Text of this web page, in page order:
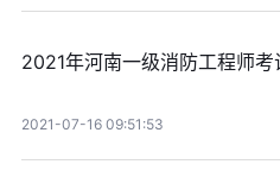
2021年河南一级消防工程师考
2021-07-16 09:51:53